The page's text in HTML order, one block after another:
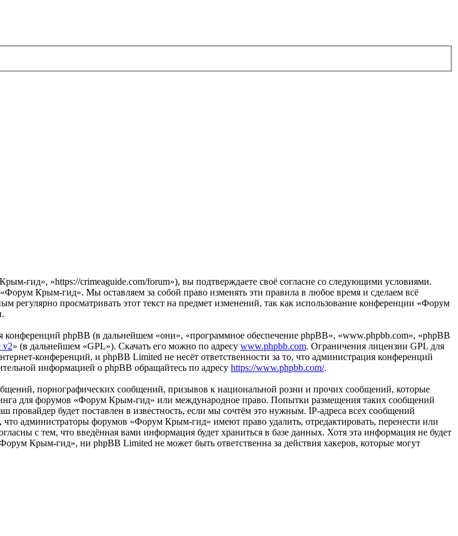
гид», «https://crimeaguide.com/forum»), вы подтверждаете своё согласие со следующими условиями.
Крым-гид». Мы оставляем за собой право изменять эти правила в любое время и сделаем всё
просматривать этот текст на предмет изменений, так как использование конференции «Форум
phpBB (в дальнейшем «они», «программное обеспечение phpBB», «www.phpbb.com», «phpBB
v2» (в дальнейшем «GPL»). Скачать его можно по адресу www.phpbb.com. Ограничения лицензии GPL для
конференций, и phpBB Limited не несёт ответственности за то, что администрация конференций
информацией о phpBB обращайтесь по адресу https://www.phpbb.com/.
порнографических сообщений, призывов к национальной розни и прочих сообщений, которые
для форумов «Форум Крым-гид» или международное право. Попытки размещения таких сообщений
будет поставлен в известность, если мы сочтём это нужным. IP-адреса всех сообщений
администраторы форумов «Форум Крым-гид» имеют право удалить, отредактировать, перенести или
с тем, что введённая вами информация будет храниться в базе данных. Хотя эта информация не будет
Крым-гид», ни phpBB Limited не может быть ответственна за действия хакеров, которые могут